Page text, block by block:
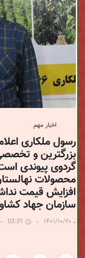
ب
ر
ی
اخبار مهم
رسول ملکاری
بزرگترین و
گردوی پیوندی
محصولات
افزایش قیمت
سازمان جهاد
، ۱۴۰۱/۱۰/۲۰ 03:31